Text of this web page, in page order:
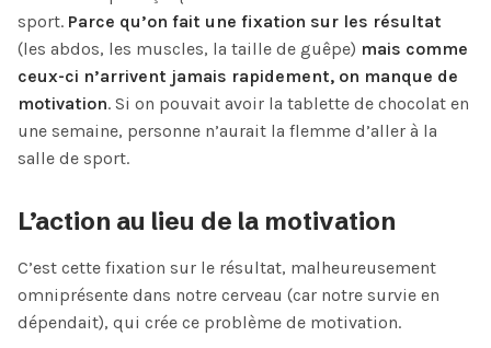
sport. Parce qu’on fait une fixation sur les résultat
(les abdos, les muscles, la taille de guêpe) mais comme
ceux-ci n’arrivent jamais rapidement, on manque de
motivation. Si on pouvait avoir la tablette de chocolat en
une semaine, personne n’aurait la flemme d’aller à la
salle de sport.
L’action au lieu de la motivation
C’est cette fixation sur le résultat, malheureusement
omniprésente dans notre cerveau (car notre survie en
dépendait), qui crée ce problème de motivation.